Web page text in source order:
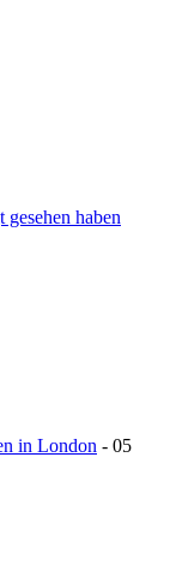
haben
in London - 05